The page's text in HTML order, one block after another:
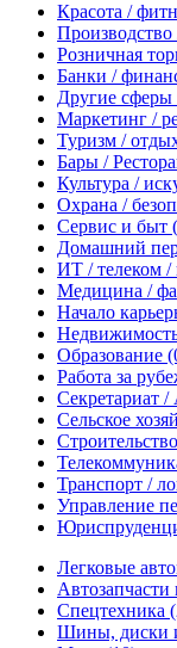
Красота /
Производство
Розничная
Банки /
Другие сферы
Маркетинг /
Туризм /
Бары /
Культура /
Охрана /
Сервис и быт
Домашний
ИТ / телеком
Медицина /
Начало
Образование
Работа за
Секретариат
Сельское
Строительство
Транспорт /
Управление
Легковые
Автозапчасти
Спецтехника
Шины, диски